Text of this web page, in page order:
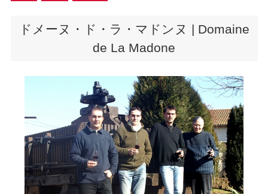
ドメーヌ・ド・ラ・マドンヌ | Domaine
de La Madone